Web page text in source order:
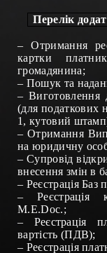
Перелік
–Отримання
картки
громадянина;
– Пошук та
–Виготовлення
(для податкових
1, кутовий
–Отримання
на юридичну
–Супровід
внесення змін в
– Реєстрація Баз
– Реєстрація
М.Е.Doc.;
– Реєстрація
вартість (ПДВ);
– Реєстрація